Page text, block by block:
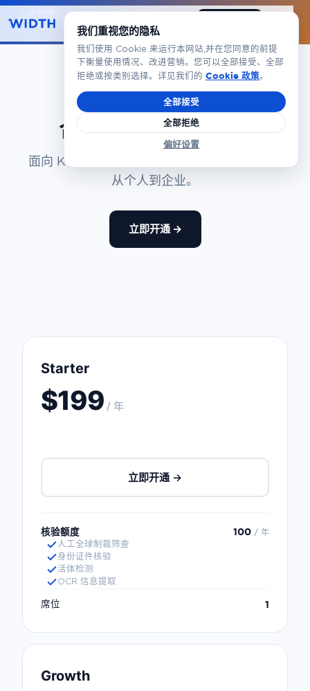
上线优惠——前 100 名客户可享Starter 首年 5 折（$49）。优
惠码 LAUNCH50
价格
合规与风控，$199起
面向 KYC、KYB 与 AML 的按需增长定价——
从个人到企业。
立即开通 →
Starter
$199 / 年
立即开通 →
核验额度 100 / 年
人工全球制裁筛查
身份证件核验
活体检测
OCR 信息提取
席位 1
Growth
我们重视您的隐私
我们使用 Cookie 来运行本网站,并在您同意的前提
下衡量使用情况、改进营销。您可以全部接受、全部
拒绝或按类别选择。详见我们的 Cookie 政策。
全部接受
全部拒绝
偏好设置